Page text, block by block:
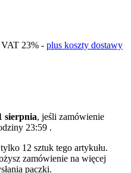
VAT 23% - plus koszty dostawy
sierpnia, jeśli zamówienie
23:59 .
12 sztuk tego artykułu.
zamówienie na więcej
paczki.